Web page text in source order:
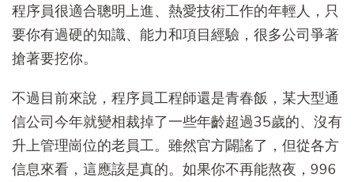
程序員很適合聰明上進、熱愛技術工作的年輕人，只
要你有過硬的知識、能力和項目經驗，很多公司爭著
搶著要挖你。
不過目前來說，程序員工程師還是青春飯，某大型通
信公司今年就變相裁掉了一些年齡超過35歲的、沒有
升上管理崗位的老員工。雖然官方闢謠了，但從各方
信息來看，這應該是真的。如果你不再能熬夜，996